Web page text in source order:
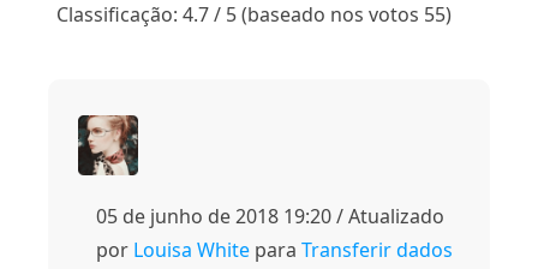
Classificação: 4.7 / 5 (baseado nos votos 55)
05 de junho de 2018 19:20 / Atualizado
por Louisa White para Transferir dados